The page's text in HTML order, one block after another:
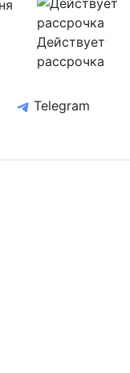
Действует
рассрочка
Telegram